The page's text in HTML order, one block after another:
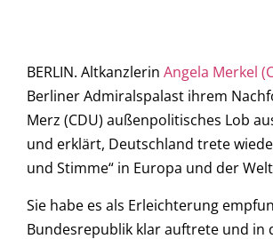
BERLIN. Altkanzlerin Angela Merkel
Berliner Admiralspalast ihrem
Merz (CDU) außenpolitisches Lob
und erklärt, Deutschland trete
und Stimme“ in Europa und der
Sie habe es als Erleichterung
Bundesrepublik klar auftrete und in